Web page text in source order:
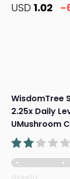
USD 1.02 -
WisdomTree
2.25x Daily
UMushroom